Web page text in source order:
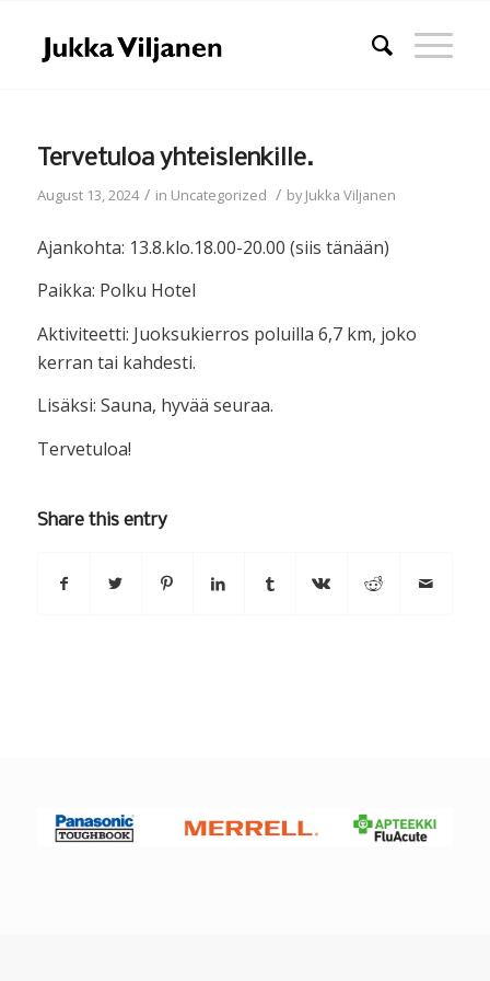
Tervetuloa yhteislenkille.
August 13, 2024 / in Uncategorized / byJukka Viljanen
Ajankohta: 13.8.klo.18.00-20.00 (siis tänään)
Paikka: Polku Hotel
Aktiviteetti: Juoksukierros poluilla 6,7 km, joko
kerran tai kahdesti.
Lisäksi: Sauna, hyvää seuraa.
Tervetuloa!
Share this entry